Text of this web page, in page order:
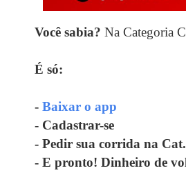
Você sabia? Na Categoria
É só:
- Baixar o app
- Cadastrar-se
- Pedir sua corrida na
- E pronto! Dinheiro de